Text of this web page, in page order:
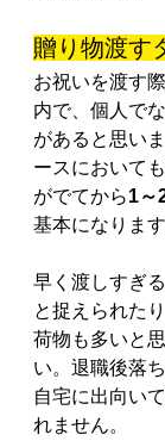
贈り物渡す
お祝いを渡す
内で、個人で
があると思い
ースにおいて
がでてから1～
基本になります
早く渡しすぎ
と捉えられた
荷物も多いと
い。退職後落
自宅に出向い
れません。